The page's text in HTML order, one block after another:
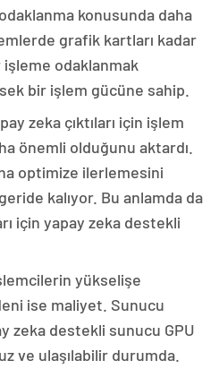
konusunda daha
grafik kartları kadar
işleme odaklanmak
bir işlem gücüne sahip.
zeka çıktıları için işlem
önemli olduğunu aktardı.
optimize ilerlemesini
kalıyor. Bu anlamda da
için yapay zeka destekli
yükselişe
ise maliyet. Sunucu
zeka destekli sunucu GPU
ve ulaşılabilir durumda.